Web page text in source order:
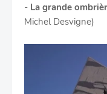
- La grande
Michel Desvigne)